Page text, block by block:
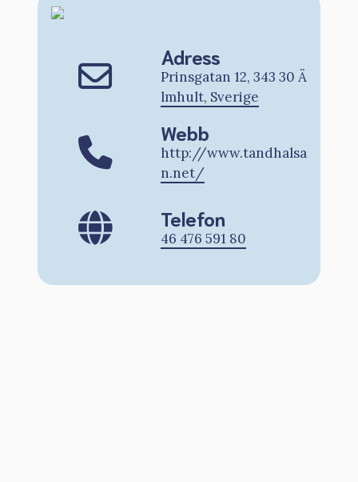
Adress
Prinsgatan 12, 343 30 Ä
lmhult, Sverige
Webb
http://www.tandhalsa
n.net/
Telefon
46 476 591 80